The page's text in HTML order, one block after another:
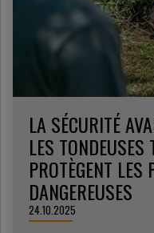
LA SÉCURITÉ
LES TONDEUSES
PROTÈGENT LES
DANGEREUSES
24.10.2025